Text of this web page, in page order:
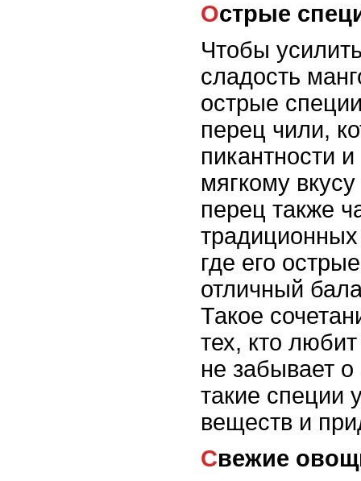
Острые
Чтобы
сладость
острые
перец чили,
пикантности и
мягкому
перец также
где его
отличный
Такое
тех, кто
не забывает о
такие специи
веществ и
Свежие